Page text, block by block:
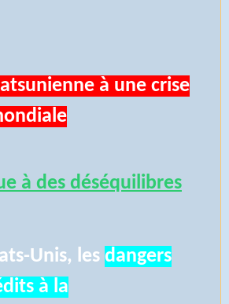
à une crise
à des déséquilibres
Unis, les dangers
à la